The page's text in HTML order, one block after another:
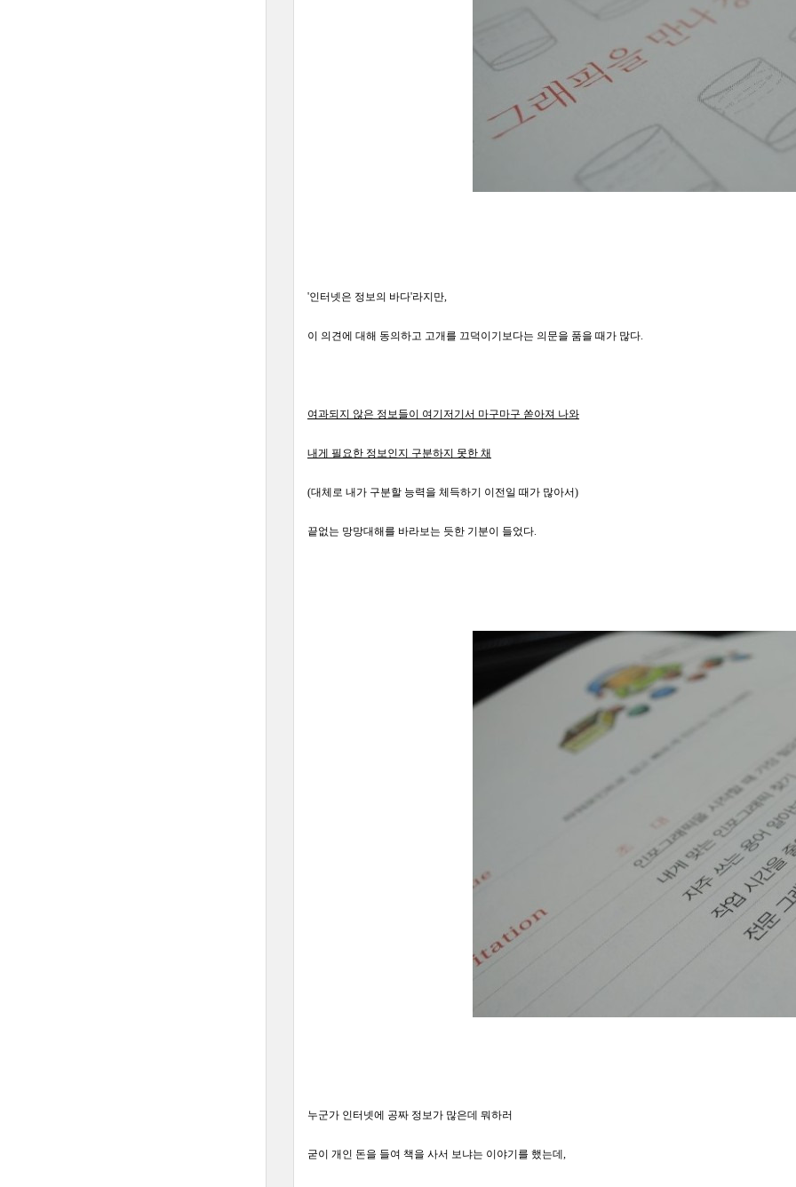
'인터넷은 정보의 바다'라지만,
이 의견에 대해 동의하고 고개를 끄덕이기보다는 의문을 품을 때가 많다.
여과되지 않은 정보들이 여기저기서 마구마구 쏟아져 나와
내게 필요한 정보인지 구분하지 못한 채
(대체로 내가 구분할 능력을 체득하기 이전일 때가 많아서)
끝없는 망망대해를 바라보는 듯한 기분이 들었다.
누군가 인터넷에 공짜 정보가 많은데 뭐하러
굳이 개인 돈을 들여 책을 사서 보냐는 이야기를 했는데,